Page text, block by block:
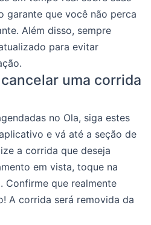
garante que você não perca
Além disso, sempre
para evitar
uma corrida
no Ola, siga estes
e vá até a seção de
a corrida que deseja
em vista, toque na
Confirme que realmente
A corrida será removida da